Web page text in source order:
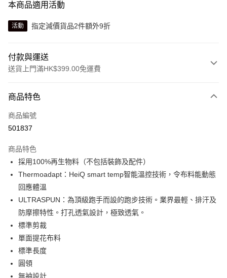
本商品適用活動
活動 指定減價貨品2件額外9折
付款與運送
送貨上門滿HK$399.00免運費
信用卡
線上付款
Alipay, PayMe, WeChat Pay, UnionPay, FPS
送貨方式
單筆訂單淨值滿$399可享免運費優惠
每筆HK$30.00，滿HK$399.00或以上免運費
滿$599可享澳門免運費優惠
商品特色
商品編號
501837
商品特色
採用100%再生物料（不包括裝飾及配件）
Thermoadapt：HeiQ smart temp智能溫控技術，令布料能動態
回應體溫
ULTRASPUN：為頂級跑手而設的跑步技術。業界最輕、排汗及
防摩擦特性。打孔透氣設計，極致透氣。
標準剪裁
單面提花布料
標準長度
圓領
無袖設計